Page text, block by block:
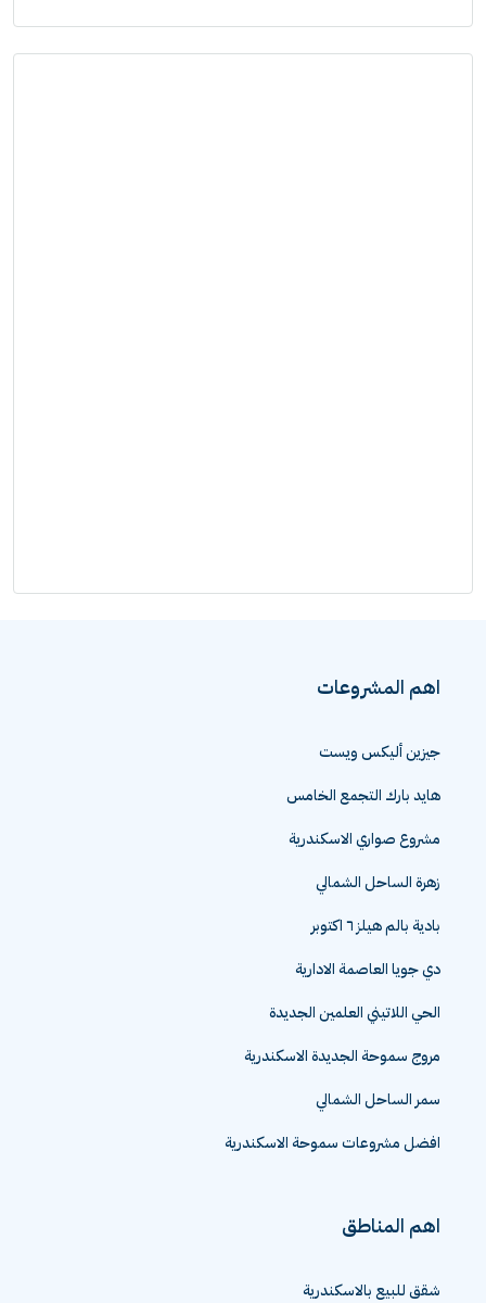
اهم المشروعات
جيزين أليكس ويست
هايد بارك التجمع الخامس
مشروع صواري الاسكندرية
زهرة الساحل الشمالي
بادية بالم هيلز ٦ اكتوبر
دي جويا العاصمة الادارية
الحي اللاتيني العلمين الجديدة
مروج سموحة الجديدة الاسكندرية
سمر الساحل الشمالي
افضل مشروعات سموحة الاسكندرية
اهم المناطق
شقق للبيع بالاسكندرية